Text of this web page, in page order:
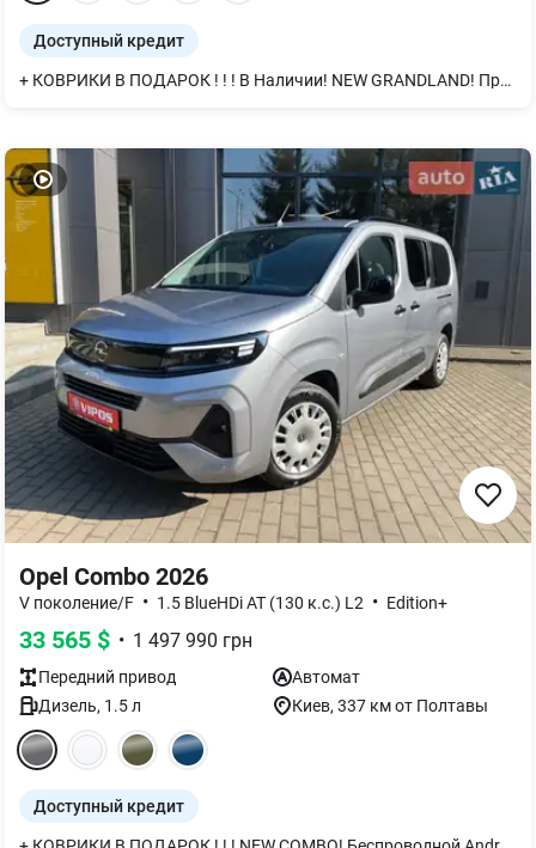
Доступный кредит
+ КОВРИКИ В ПОДАРОК ! ! ! В Наличии! NEW GRANDLAND! Премиум Кожа Nappa. Вентиляция сидений, Электрическое регулирование в 10 направлениях, массажем и памятью. Подогрев задних сидений. Двухпанельная панорамная крыша со сдвижной панелью над водительским сиденьем и передним пассажиром и LED-подсветкой. Беспроводной Android Auto/Apple Car Play. Новая большая мультимедиа 16" Цифровая панель приборов! Ambient подсветка в салоне 8 цветов. Покупай в OPEL VIPOS!!! Будь среди лучших! Приглашаем! Тест-драйв
Opel Combo 2026
V поколение/F • 1.5 BlueHDi AT (130 к.с.) L2 • Edition+
33 565 $ • 1 497 990 грн
Передний привод
Автомат
Дизель, 1.5л Киев, 337 км от Полтавы
Доступный кредит